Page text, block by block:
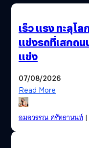
เร็ว แรง ทะลุโล
แข่งรถที่เสกถน
แข่ง
07/08/2026
Read More
อมลวรรณ ศรัทธานนท์|